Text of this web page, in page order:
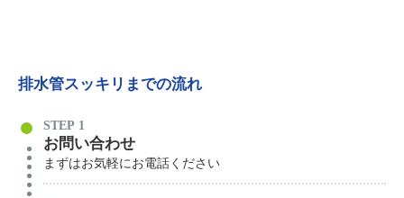
排水管スッキリまでの流れ
STEP
お問い合わせ
まずはお気軽にお電話ください